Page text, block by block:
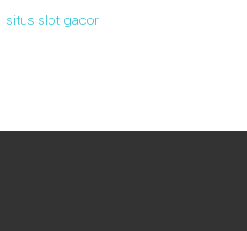
situs slot gacor